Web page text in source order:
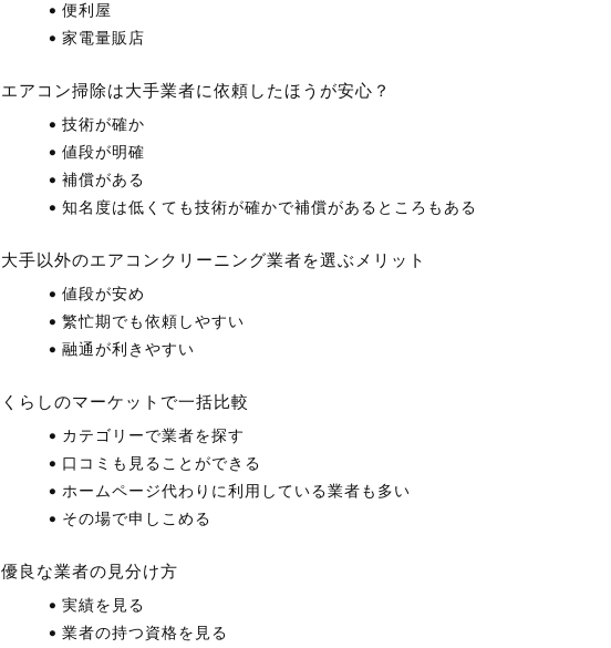
便利屋
家電量販店
エアコン掃除は大手業者に依頼したほうが安心？
技術が確か
値段が明確
補償がある
知名度は低くても技術が確かで補償があるところもある
大手以外のエアコンクリーニング業者を選ぶメリット
値段が安め
繁忙期でも依頼しやすい
融通が利きやすい
くらしのマーケットで一括比較
カテゴリーで業者を探す
口コミも見ることができる
ホームページ代わりに利用している業者も多い
その場で申しこめる
優良な業者の見分け方
実績を見る
業者の持つ資格を見る